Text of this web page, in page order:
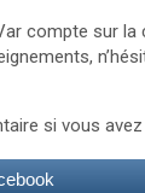
compte sur
si vous